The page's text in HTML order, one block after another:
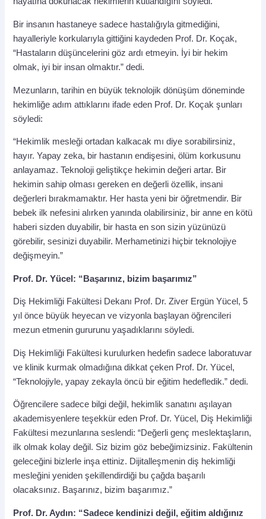
Bir insanın hastaneye sadece hastalığıyla gitmediğini,
hayalleriyle korkularıyla gittiğini kaydeden Prof. Dr. Koçak,
“Hastaların düşüncelerini göz ardı etmeyin. İyi bir hekim
olmak, iyi bir insan olmaktır.” dedi.
Mezunların, tarihin en büyük teknolojik dönüşüm döneminde
hekimliğe adım attıklarını ifade eden Prof. Dr. Koçak şunları
söyledi:
“Hekimlik mesleği ortadan kalkacak mı diye sorabilirsiniz,
hayır. Yapay zeka, bir hastanın endişesini, ölüm korkusunu
anlayamaz. Teknoloji geliştikçe hekimin değeri artar. Bir
hekimin sahip olması gereken en değerli özellik, insani
değerleri bırakmamaktır. Her hasta yeni bir öğretmendir. Bir
bebek ilk nefesini alırken yanında olabilirsiniz, bir anne en kötü
haberi sizden duyabilir, bir hasta en son sizin yüzünüzü
görebilir, sesinizi duyabilir. Merhametinizi hiçbir teknolojiye
değişmeyin.”
Prof. Dr. Yücel: “Başarınız, bizim başarımız”
Diş Hekimliği Fakültesi Dekanı Prof. Dr. Ziver Ergün Yücel, 5
yıl önce büyük heyecan ve vizyonla başlayan öğrencileri
mezun etmenin gururunu yaşadıklarını söyledi.
Diş Hekimliği Fakültesi kurulurken hedefin sadece laboratuvar
ve klinik kurmak olmadığına dikkat çeken Prof. Dr. Yücel,
“Teknolojiyle, yapay zekayla öncü bir eğitim hedefledik.” dedi.
Öğrencilere sadece bilgi değil, hekimlik sanatını aşılayan
akademisyenlere teşekkür eden Prof. Dr. Yücel, Diş Hekimliği
Fakültesi mezunlarına seslendi: “Değerli genç meslektaşların,
ilk olmak kolay değil. Siz bizim göz bebeğimizsiniz. Fakültenin
geleceğini bizlerle inşa ettiniz. Dijitalleşmenin diş hekimliği
mesleğini yeniden şekillendirdiği bu çağda başarılı
olacaksınız. Başarınız, bizim başarımız.”
Prof. Dr. Aydın: “Sadece kendinizi değil, eğitim aldığınız